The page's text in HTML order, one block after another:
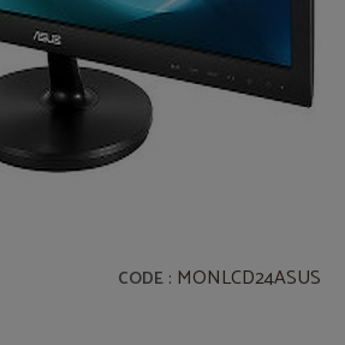
CODE : MONLCD24ASUS